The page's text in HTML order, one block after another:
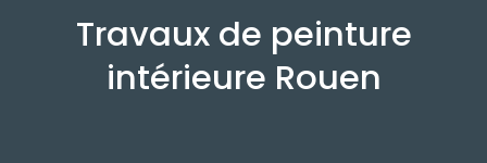
Travaux de peinture
intérieure Rouen